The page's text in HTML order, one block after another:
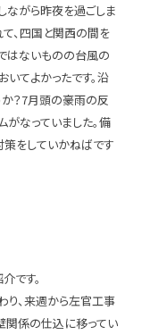
ながら昨夜を過ごしま
、四国と関西の間を
はないものの台風の
てよかったです。沿
？7月頭の豪雨の反
なっていました。備
をしていかねばです
です。
り、来週から左官工事
関係の仕込に移ってい